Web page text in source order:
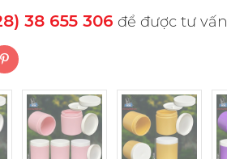
38 655 306 để được tư vấn